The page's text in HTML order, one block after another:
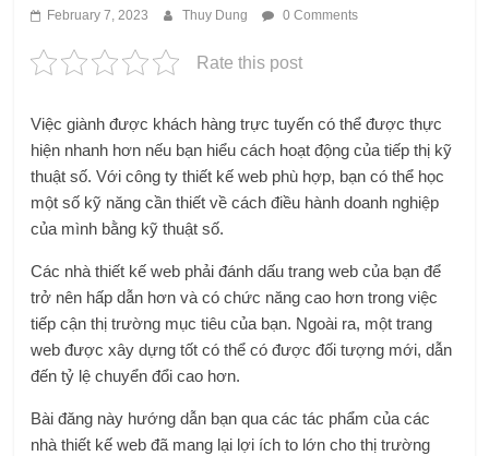
February 7, 2023 Thuy Dung 0 Comments
Rate this post
Việc giành được khách hàng trực tuyến có thể được thực
hiện nhanh hơn nếu bạn hiểu cách hoạt động của tiếp thị kỹ
thuật số. Với công ty thiết kế web phù hợp, bạn có thể học
một số kỹ năng cần thiết về cách điều hành doanh nghiệp
của mình bằng kỹ thuật số.
Các nhà thiết kế web phải đánh dấu trang web của bạn để
trở nên hấp dẫn hơn và có chức năng cao hơn trong việc
tiếp cận thị trường mục tiêu của bạn. Ngoài ra, một trang
web được xây dựng tốt có thể có được đối tượng mới, dẫn
đến tỷ lệ chuyển đổi cao hơn.
Bài đăng này hướng dẫn bạn qua các tác phẩm của các
nhà thiết kế web đã mang lại lợi ích to lớn cho thị trường